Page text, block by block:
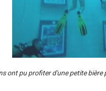
ont pu profiter d'une petite